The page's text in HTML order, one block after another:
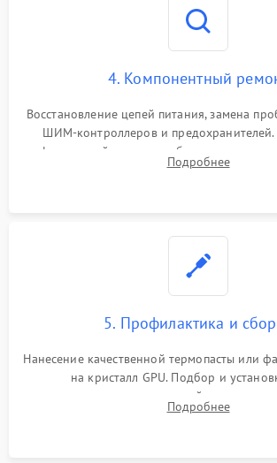
4. Компонентный
Восстановление цепей питания, замена
ШИМ-контроллеров и предохранителей.
инфракрасной станции реболлинг или
чипа и дефектной памяти GDDR.
Подробнее
5. Профилактика и
Нанесение качественной термопасты или
на кристалл GPU. Подбор и
термопрокладок правильной толщины на
питания. Монтаж радиатора и бэкплейта,
Подробнее